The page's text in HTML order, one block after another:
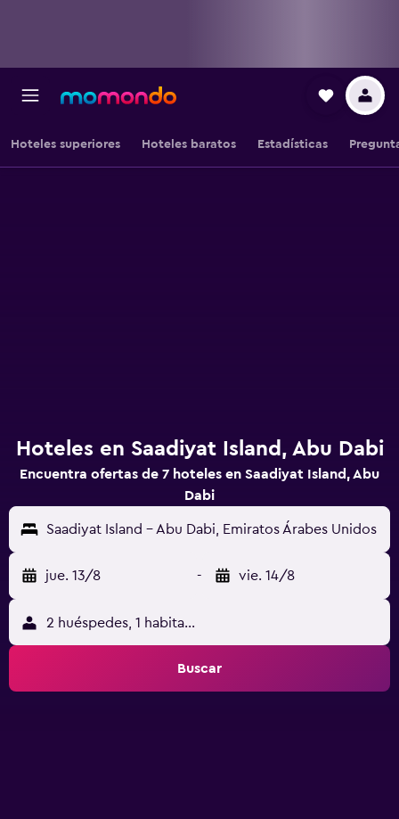
Hoteles superiores Hoteles baratos Estadísticas
Hoteles en Saadiyat Island, Abu Dabi
Encuentra ofertas de 7 hoteles en Saadiyat Island, Abu
Dabi
Saadiyat Island - Abu Dabi, Emiratos Árabes Unidos
jue. 13/8 - vie. 14/8
2 huéspedes, 1 habitación
Buscar